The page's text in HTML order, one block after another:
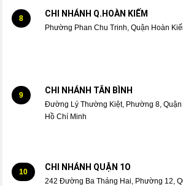
8 CHI NHÁNH Q.HOÀN KIẾM
Phường Phan Chu Trinh, Quận Hoàn
9 CHI NHÁNH TÂN BÌNH
Đường Lý Thường Kiệt, Phường 8, Quận
Hồ Chí Minh
10 CHI NHÁNH QUẬN 1O
242 Đường Ba Tháng Hai, Phường 12,